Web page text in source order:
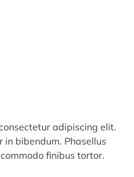
adipiscing elit.
bibendum. Phasellus
finibus tortor.